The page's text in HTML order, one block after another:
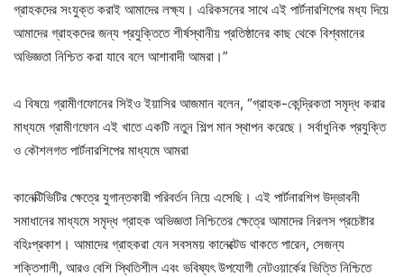
গ্রাহকদের সংযুক্ত করাই আমাদের লক্ষ্য। এরিকসনের সাথে এই পার্টনারশিপের মধ্য দিয়ে
আমাদের গ্রাহকদের জন্য প্রযুক্তিতে শীর্ষস্থানীয় প্রতিষ্ঠানের কাছ থেকে বিশ্বমানের
অভিজ্ঞতা নিশ্চিত করা যাবে বলে আশাবাদী আমরা।”
এ বিষয়ে গ্রামীণফোনের সিইও ইয়াসির আজমান বলেন, “গ্রাহক-কেন্দ্রিকতা সমৃদ্ধ করার
মাধ্যমে গ্রামীণফোন এই খাতে একটি নতুন শিল্প মান স্থাপন করেছে। সর্বাধুনিক প্রযুক্তি
ও কৌশলগত পার্টনারশিপের মাধ্যমে আমরা
কানেক্টিভিটির ক্ষেত্রে যুগান্তকারী পরিবর্তন নিয়ে এসেছি। এই পার্টনারশিপ উদ্ভাবনী
সমাধানের মাধ্যমে সমৃদ্ধ গ্রাহক অভিজ্ঞতা নিশ্চিতের ক্ষেত্রে আমাদের নিরলস প্রচেষ্টার
বহিঃপ্রকাশ। আমাদের গ্রাহকরা যেন সবসময় কানেক্টেড থাকতে পারেন, সেজন্য
শক্তিশালী, আরও বেশি স্থিতিশীল এবং ভবিষ্যৎ উপযোগী নেটওয়ার্কের ভিত্তি নিশ্চিতে